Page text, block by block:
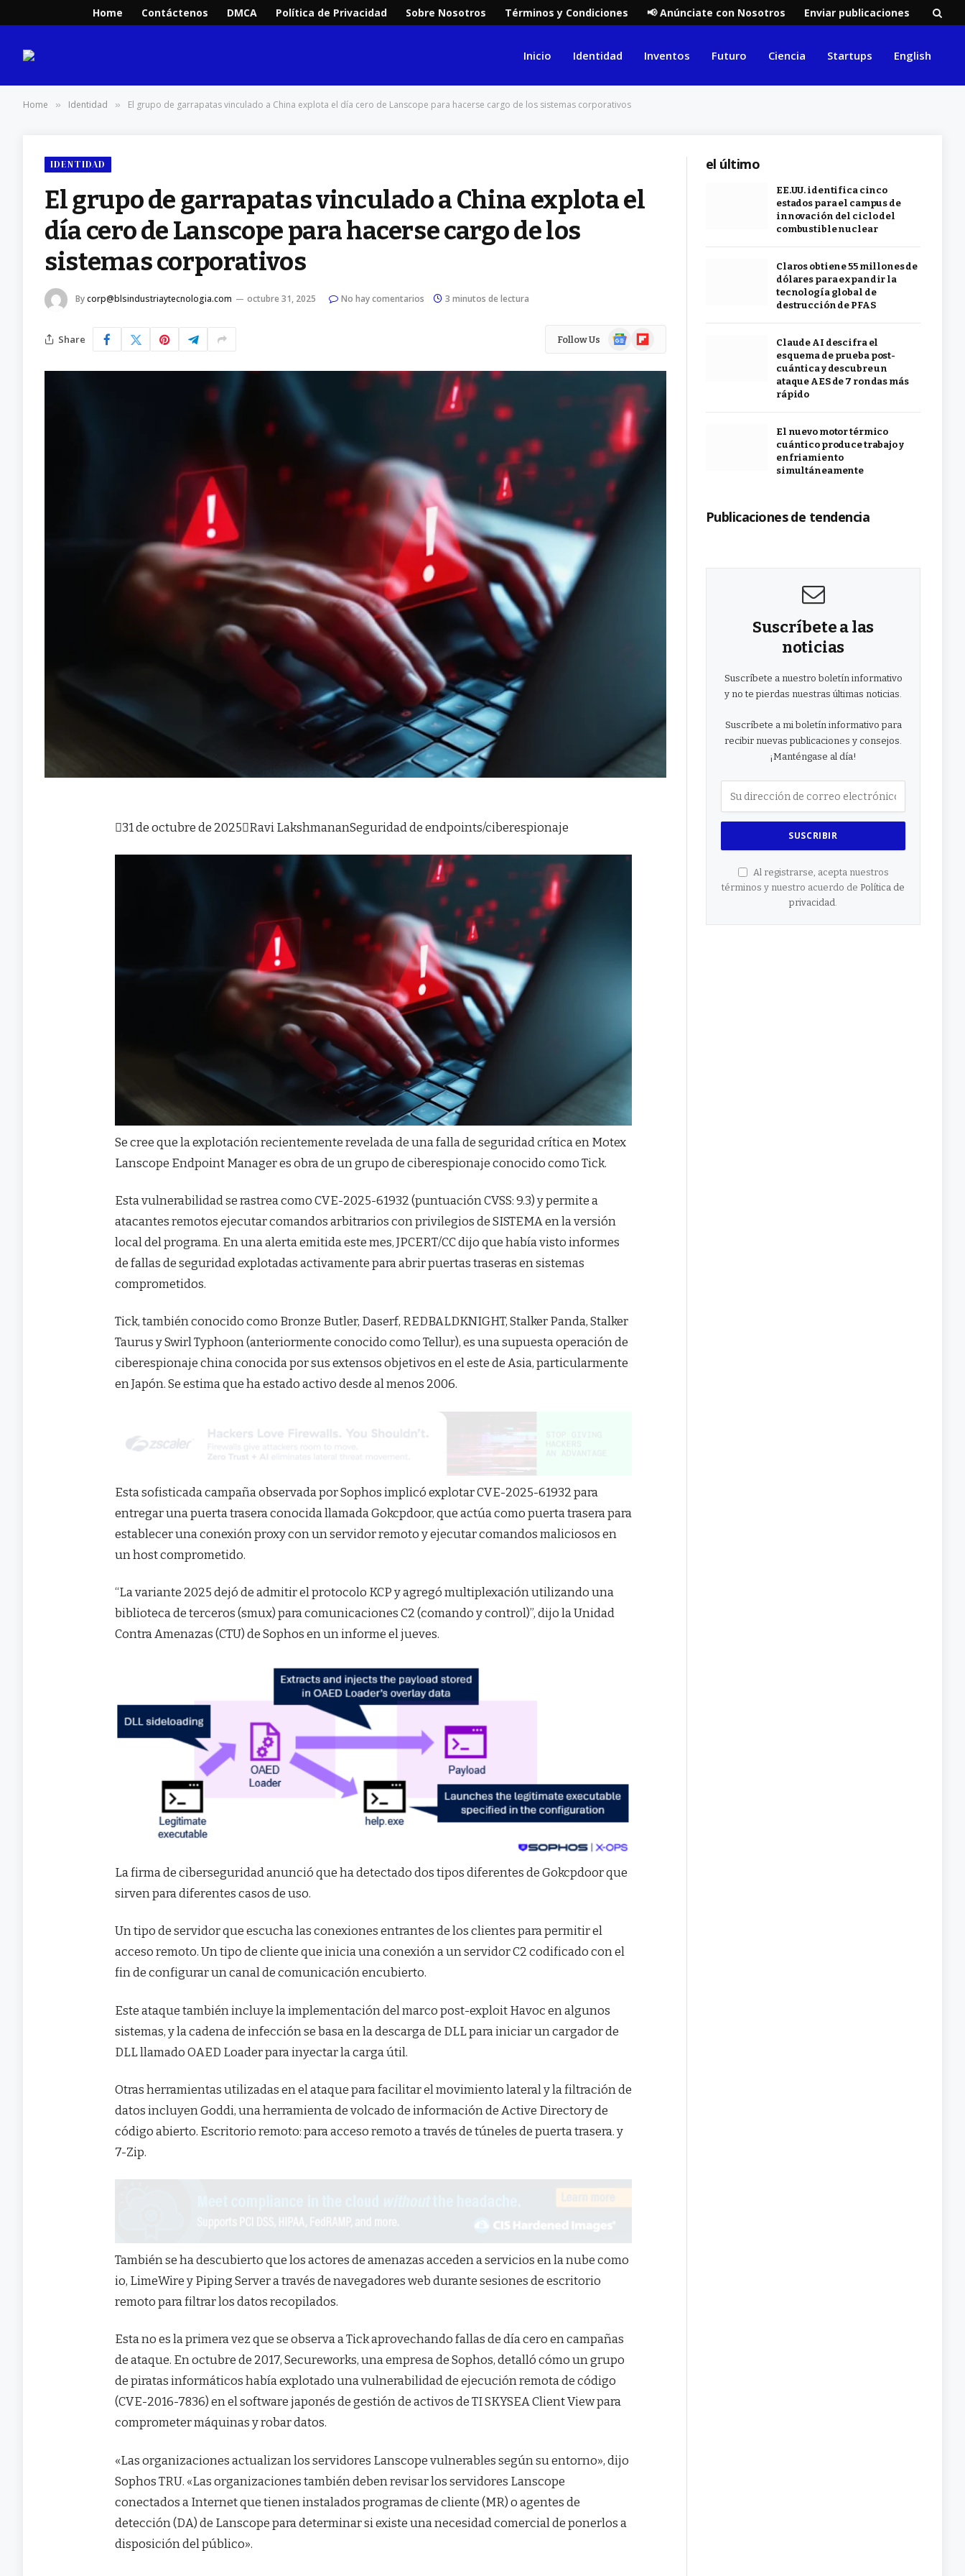
Home Contáctenos DMCA Política de Privacidad Sobre Nosotros Términos y Condiciones 📢 Anúnciate con Nosotros Enviar publicaciones
Inicio Identidad Inventos Futuro Ciencia Startups English
Home » Identidad » El grupo de garrapatas vinculado a China explota el día cero de Lanscope para hacerse cargo de los sistemas corporativos
IDENTIDAD
El grupo de garrapatas vinculado a China explota el
día cero de Lanscope para hacerse cargo de los
sistemas corporativos
Bycorp@blsindustriaytecnologia.com octubre 31, 2025 No hay comentarios 3 minutos de lectura
Share Follow Us
GoogleFlipboard
31 de octubre de 2025Ravi LakshmananSeguridad de endpoints/ciberespionaje
Se cree que la explotación recientemente revelada de una falla de seguridad crítica en Motex
Lanscope Endpoint Manager es obra de un grupo de ciberespionaje conocido como Tick.
Esta vulnerabilidad se rastrea como CVE-2025-61932 (puntuación CVSS: 9.3) y permite a
atacantes remotos ejecutar comandos arbitrarios con privilegios de SISTEMA en la versión
local del programa. En una alerta emitida este mes, JPCERT/CC dijo que había visto informes
de fallas de seguridad explotadas activamente para abrir puertas traseras en sistemas
comprometidos.
Tick, también conocido como Bronze Butler, Daserf, REDBALDKNIGHT, Stalker Panda, Stalker
Taurus y Swirl Typhoon (anteriormente conocido como Tellur), es una supuesta operación de
ciberespionaje china conocida por sus extensos objetivos en el este de Asia, particularmente
en Japón. Se estima que ha estado activo desde al menos 2006.
Esta sofisticada campaña observada por Sophos implicó explotar CVE-2025-61932 para
entregar una puerta trasera conocida llamada Gokcpdoor, que actúa como puerta trasera para
establecer una conexión proxy con un servidor remoto y ejecutar comandos maliciosos en
un host comprometido.
“La variante 2025 dejó de admitir el protocolo KCP y agregó multiplexación utilizando una
biblioteca de terceros (smux) para comunicaciones C2 (comando y control)”, dijo la Unidad
Contra Amenazas (CTU) de Sophos en un informe el jueves.
La firma de ciberseguridad anunció que ha detectado dos tipos diferentes de Gokcpdoor que
sirven para diferentes casos de uso.
Un tipo de servidor que escucha las conexiones entrantes de los clientes para permitir el
acceso remoto. Un tipo de cliente que inicia una conexión a un servidor C2 codificado con el
fin de configurar un canal de comunicación encubierto.
Este ataque también incluye la implementación del marco post-exploit Havoc en algunos
sistemas, y la cadena de infección se basa en la descarga de DLL para iniciar un cargador de
DLL llamado OAED Loader para inyectar la carga útil.
Otras herramientas utilizadas en el ataque para facilitar el movimiento lateral y la filtración de
datos incluyen Goddi, una herramienta de volcado de información de Active Directory de
código abierto. Escritorio remoto: para acceso remoto a través de túneles de puerta trasera. y
7-Zip.
También se ha descubierto que los actores de amenazas acceden a servicios en la nube como
io, LimeWire y Piping Server a través de navegadores web durante sesiones de escritorio
remoto para filtrar los datos recopilados.
Esta no es la primera vez que se observa a Tick aprovechando fallas de día cero en campañas
de ataque. En octubre de 2017, Secureworks, una empresa de Sophos, detalló cómo un grupo
de piratas informáticos había explotado una vulnerabilidad de ejecución remota de código
(CVE-2016-7836) en el software japonés de gestión de activos de TI SKYSEA Client View para
comprometer máquinas y robar datos.
«Las organizaciones actualizan los servidores Lanscope vulnerables según su entorno», dijo
Sophos TRU. «Las organizaciones también deben revisar los servidores Lanscope
conectados a Internet que tienen instalados programas de cliente (MR) o agentes de
detección (DA) de Lanscope para determinar si existe una necesidad comercial de ponerlos a
disposición del público».
el último
EE.UU. identifica cinco
estados para el campus de
innovación del ciclo del
combustible nuclear
Claros obtiene 55 millones de
dólares para expandir la
tecnología global de
destrucción de PFAS
Claude AI descifra el
esquema de prueba post-
cuántica y descubre un
ataque AES de 7 rondas más
rápido
El nuevo motor térmico
cuántico produce trabajo y
enfriamiento
simultáneamente
Publicaciones de tendencia
Suscríbete a las
noticias
Suscríbete a nuestro boletín informativo
y no te pierdas nuestras últimas noticias.
Suscríbete a mi boletín informativo para
recibir nuevas publicaciones y consejos.
¡Manténgase al día!
Al registrarse, acepta nuestros
términos y nuestro acuerdo de Política de
privacidad.